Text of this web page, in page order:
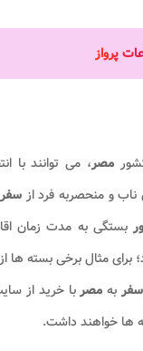
پرواز
مصر، می توانند با
سفر
بستگی به مدت زمان
سفربه مصربا خرید از
ها خواهند داشت.